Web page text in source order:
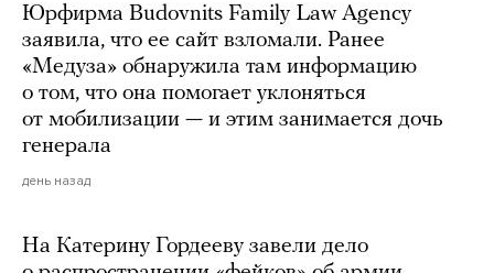
Юрфирма Budovnits Family Law Agency
заявила, что ее сайт взломали. Ранее
«Медуза» обнаружила там информацию
о том, что она помогает уклоняться
от мобилизации — и этим занимается дочь
генерала
день назад
На Катерину Гордееву завели дело